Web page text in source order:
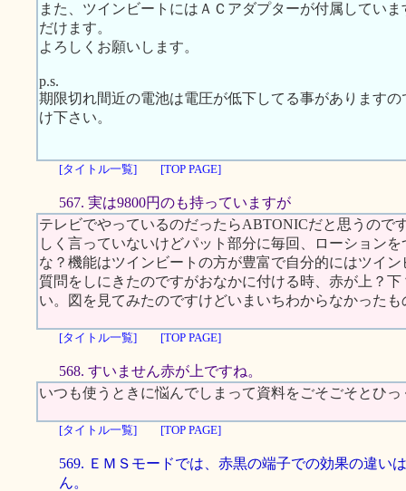
また、ツインビートにはＡＣアダプターが付属してい
だけます。
よろしくお願いします。
p.s.
期限切れ間近の電池は電圧が低下してる事があります
け下さい。
[タイトル一覧] [TOP PAGE]
567. 実は9800円のも持っていますが
テレビでやっているのだったらABTONICだと思うので
しく言っていないけどパット部分に毎回、ローション
な？機能はツインビートの方が豊富で自分的にはツイ
質問をしにきたのですがおなかに付ける時、赤が上？
い。図を見てみたのですけどいまいちわからなかったも
[タイトル一覧] [TOP PAGE]
568. すいません赤が上ですね。
いつも使うときに悩んでしまって資料をごそごそとひ
[タイトル一覧] [TOP PAGE]
569. ＥＭＳモードでは、赤黒の端子での効果の違い
ん。